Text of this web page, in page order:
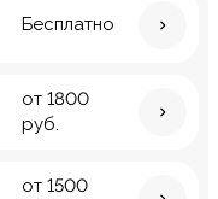
Бесплатно
от 1800
руб.
от 1500